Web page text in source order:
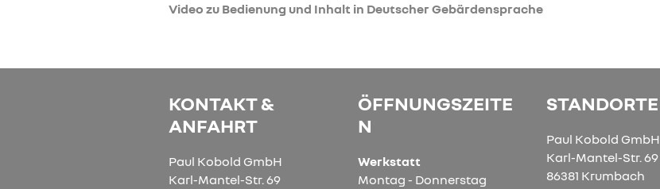
Video zu Bedienung und Inhalt in Deutscher Gebärdensprache
KONTAKT &
ANFAHRT
Paul Kobold GmbH
Karl-Mantel-Str. 69
ÖFFNUNGSZEITE
N
Werkstatt
Montag - Donnerstag
STANDORTE
Paul Kobold GmbH
Karl-Mantel-Str. 69
86381 Krumbach